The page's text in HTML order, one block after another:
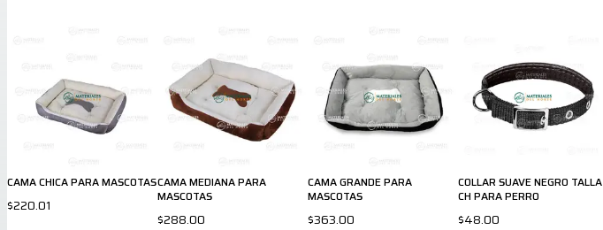
CAMA CHICA PARA MASCOTAS
$220.01
CAMA MEDIANA PARA
MASCOTAS
$288.00
CAMA GRANDE PARA
MASCOTAS
$363.00
COLLAR SUAVE NEGRO TALLA
CH PARA PERRO
$48.00